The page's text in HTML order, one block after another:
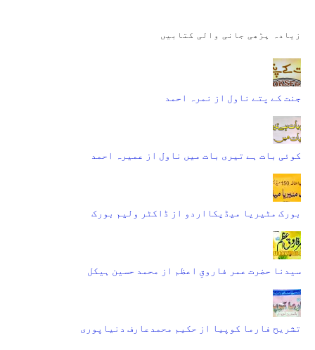
زیادہ پڑھی جانی والی کتابیں
جنت کے پتے ناول از نمرہ احمد
کوئی بات ہے تیری بات میں ناول از عمیرہ احمد
بورک مٹیریا میڈیکااردو از ڈاکٹر ولیم بورک
سیدنا حضرت عمر فاروقِ اعظم از محمد حسین ہیکل
تشریح فارما کوپیا از حکیم محمدعارف دنیاپوری